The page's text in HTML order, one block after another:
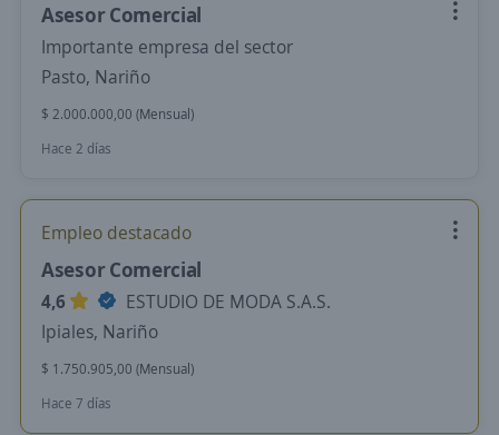
Asesor Comercial
Importante empresa del sector
Pasto, Nariño
$ 2.000.000,00 (Mensual)
Hace 2 días
Empleo destacado
Asesor Comercial
4,6
ESTUDIO DE MODA S.A.S.
Ipiales, Nariño
$ 1.750.905,00 (Mensual)
Hace 7 días